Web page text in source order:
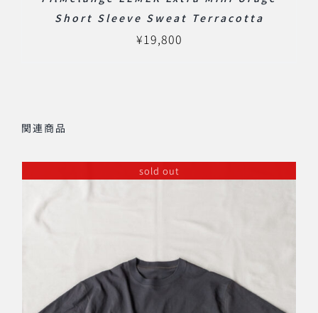
Short Sleeve Sweat Terracotta
¥19,800
関連商品
sold out